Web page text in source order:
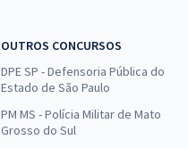
OUTROS CONCURSOS
DPE SP - Defensoria Pública do
Estado de São Paulo
PM MS - Polícia Militar de Mato
Grosso do Sul